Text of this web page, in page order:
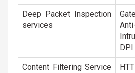
Deep Packet Inspection
services
Content Filtering Service